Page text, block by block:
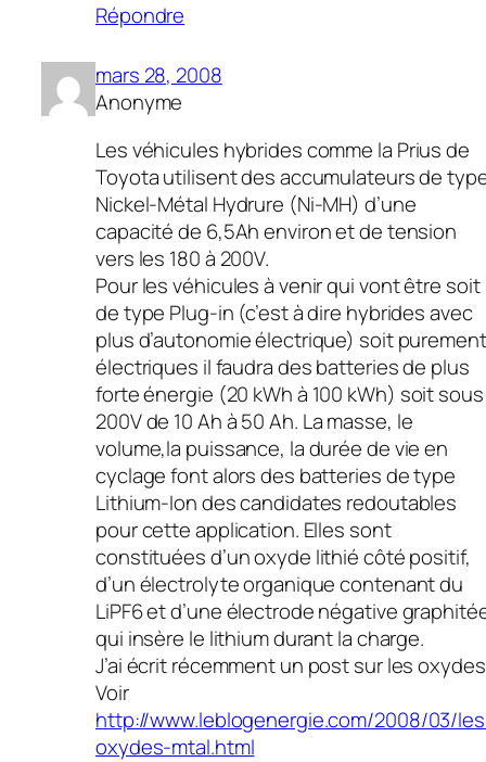
Répondre
mars 28, 2008
Anonyme
Les véhicules hybrides comme la Prius de
Toyota utilisent des accumulateurs de
Nickel-Métal Hydrure (Ni-MH) d’une
capacité de 6,5Ah environ et de tension
vers les 180 à 200V.
Pour les véhicules à venir qui vont être soit
de type Plug-in (c’est à dire hybrides avec
plus d’autonomie électrique) soit purement
électriques il faudra des batteries de plus
forte énergie (20 kWh à 100 kWh) soit sous
200V de 10 Ah à 50 Ah. La masse, le
volume,la puissance, la durée de vie en
cyclage font alors des batteries de type
Lithium-Ion des candidates redoutables
pour cette application. Elles sont
constituées d’un oxyde lithié côté positif,
d’un électrolyte organique contenant du
LiPF6 et d’une électrode négative
qui insère le lithium durant la charge.
J’ai écrit récemment un post sur les
Voir
http://www.leblogenergie.com/2008/03/
oxydes-mtal.html